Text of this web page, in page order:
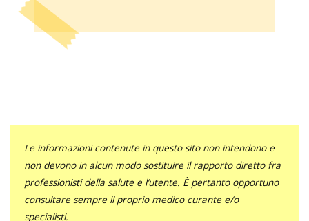
Le informazioni contenute in questo sito non intendono e
non devono in alcun modo sostituire il rapporto diretto fra
professionisti della salute e l’utente. È pertanto opportuno
consultare sempre il proprio medico curante e/o
specialisti.